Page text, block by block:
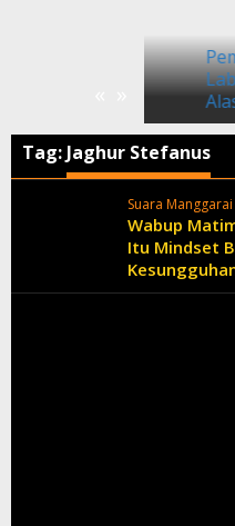
Labuan
Tag: Jaghur Stefanus
Suara
Wabup
Itu Mindset